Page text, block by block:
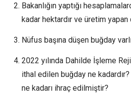
Bakanlığın yaptığı
kadar hektardır ve üretim yapan
Nüfus başına düşen buğday
2022 yılında Dahilde İşleme
ithal edilen buğday ne
ne kadarı ihraç edilmiştir?